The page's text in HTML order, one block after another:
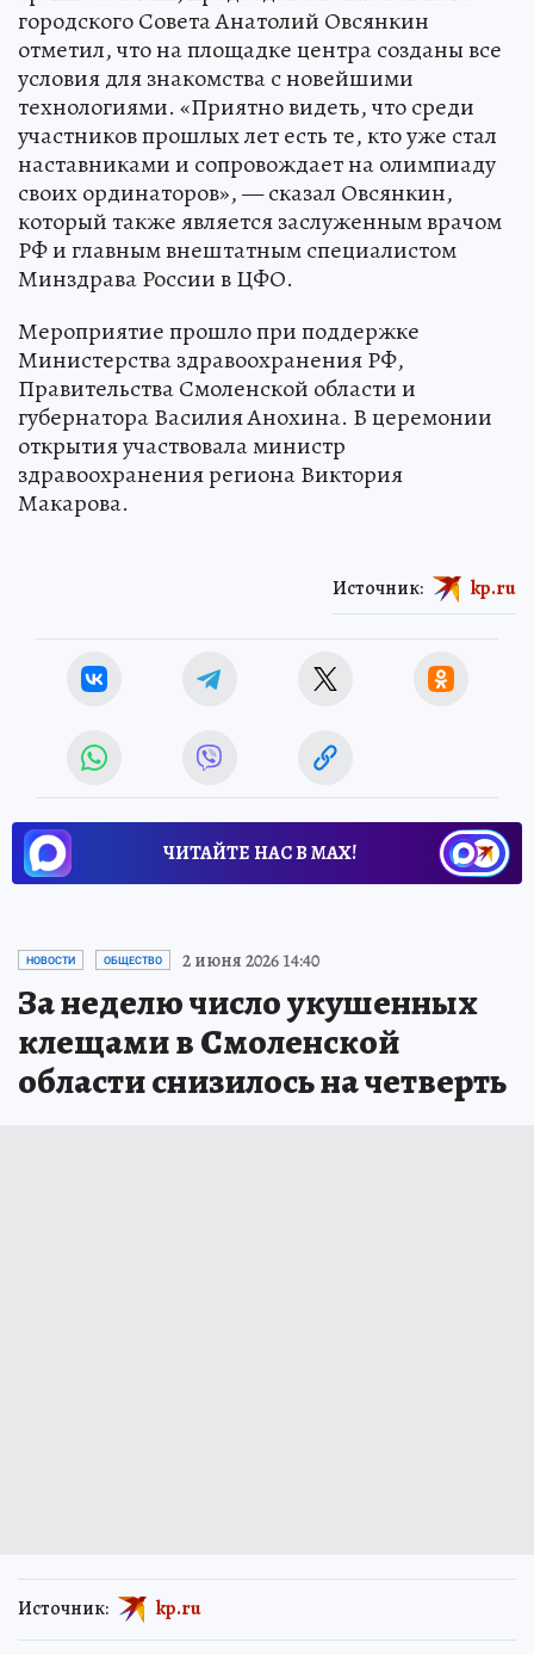
городского Совета Анатолий Овсянкин
отметил, что на площадке центра созданы все
условия для знакомства с новейшими
технологиями. «Приятно видеть, что среди
участников прошлых лет есть те, кто уже стал
наставниками и сопровождает на олимпиаду
своих ординаторов», — сказал Овсянкин,
который также является заслуженным врачом
РФ и главным внештатным специалистом
Минздрава России в ЦФО.
Мероприятие прошло при поддержке
Министерства здравоохранения РФ,
Правительства Смоленской области и
губернатора Василия Анохина. В церемонии
открытия участвовала министр
здравоохранения региона Виктория
Макарова.
Источник: kp.ru
ЧИТАЙТЕ НАС В МАХ!
НОВОСТИ ОБЩЕСТВО 2 июня 2026 14:40
За неделю число укушенных
клещами в Смоленской
области снизилось на четверть
Источник: kp.ru